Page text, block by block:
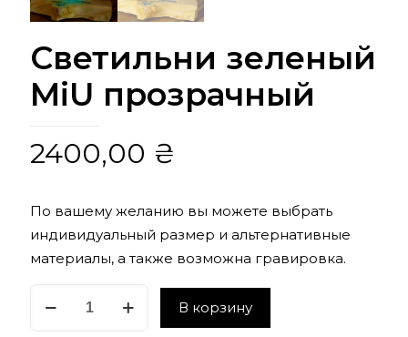
Светильни зеленый
MiU прозрачный
2400,00 ₴
По вашему желанию вы можете выбрать
индивидуальный размер и альтернативные
материалы, а также возможна гравировка.
В корзину